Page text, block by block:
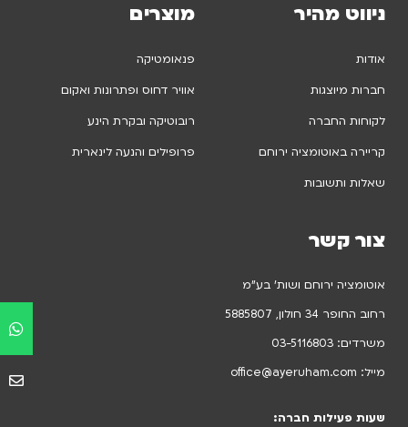
ניווט מהיר
אודות
חברות מיוצגות
לקוחות החברה
קריירה באוטומציה ירוחם
שאלות ותשובות
מוצרים
פנאומטיקה
אוויר דחוס ופתרונות ואקום
רובוטיקה ובקרת הינע
פרופילים והנעה לינארית
צור קשר
אוטומציה ירוחם ושות’ בע”מ
רחוב החופר 34 חולון, 5885807
משרדים: 03-5116803
מייל: office@ayeruham.com
שעות פעילות חברה: